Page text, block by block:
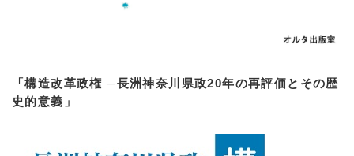
「構造改革政権 ─長洲神奈川県政20年の再評価とその歴
史的意義」